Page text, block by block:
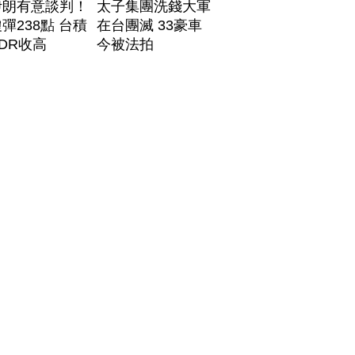
有意談判！
238點 台積
收高
太子集團洗錢大軍
在台團滅 33豪車
今被法拍